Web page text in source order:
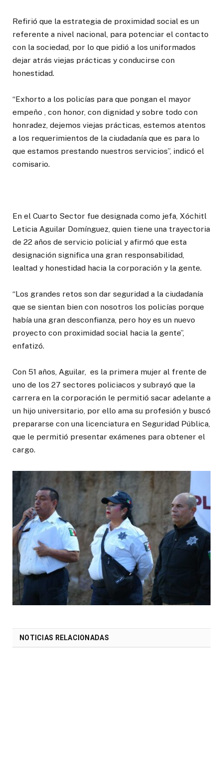
Refirió que la estrategia de proximidad social es un
referente a nivel nacional, para potenciar el contacto
con la sociedad, por lo que pidió a los uniformados
dejar atrás viejas prácticas y conducirse con
honestidad.
“Exhorto a los policías para que pongan el mayor
empeño , con honor, con dignidad y sobre todo con
honradez, dejemos viejas prácticas, estemos atentos
a los requerimientos de la ciudadanía que es para lo
que estamos prestando nuestros servicios”, indicó el
comisario.
En el Cuarto Sector fue designada como jefa, Xóchitl
Leticia Aguilar Domínguez, quien tiene una trayectoria
de 22 años de servicio policial y afirmó que esta
designación significa una gran responsabilidad,
lealtad y honestidad hacia la corporación y la gente.
“Los grandes retos son dar seguridad a la ciudadanía
que se sientan bien con nosotros los policías porque
había una gran desconfianza, pero hoy es un nuevo
proyecto con proximidad social hacia la gente”,
enfatizó.
Con 51 años, Aguilar, es la primera mujer al frente de
uno de los 27 sectores policiacos y subrayó que la
carrera en la corporación le permitió sacar adelante a
un hijo universitario, por ello ama su profesión y buscó
prepararse con una licenciatura en Seguridad Pública,
que le permitió presentar exámenes para obtener el
cargo.
NOTICIAS RELACIONADAS